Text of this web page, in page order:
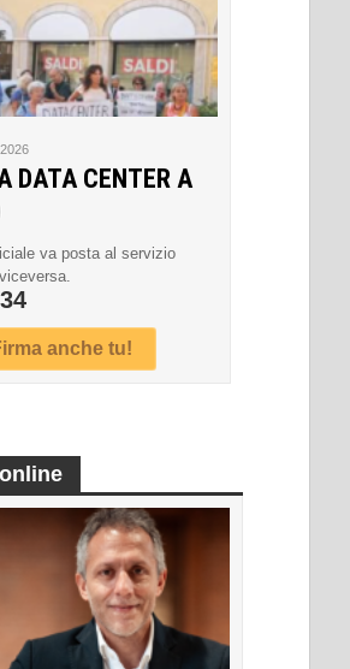
DATA CENTER A
va posta al servizio
anche tu!